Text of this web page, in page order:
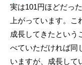
実は101円ほどだっ
上がっています。こ
成長してきたという
べていただければ同
いますが、成長して